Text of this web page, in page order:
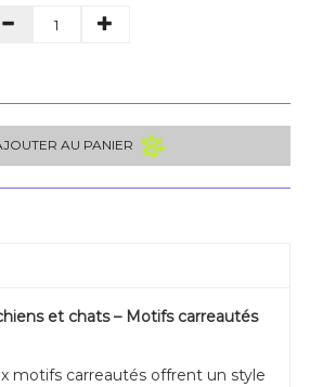
AU PANIER
et chats – Motifs carreautés
motifs carreautés offrent un style